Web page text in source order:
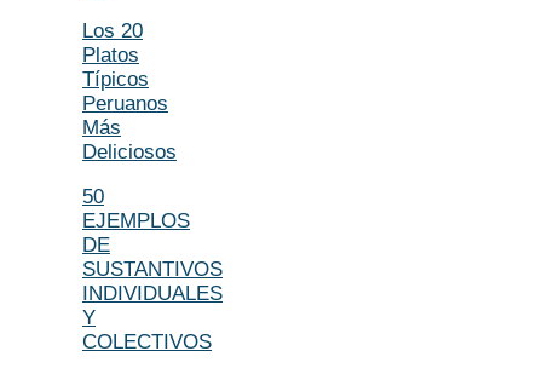
Los 20
Platos
Típicos
Peruanos
Más
Deliciosos
50
EJEMPLOS
DE
SUSTANTIVOS
INDIVIDUALES
Y
COLECTIVOS